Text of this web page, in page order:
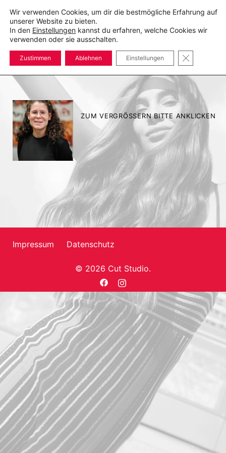
Inhalt
springen
Suche
ZUM VERGRÖSSERN BITTE ANKLICKEN
Impressum Datenschutz
© 2026 Cut Studio.
Wir verwenden Cookies, um dir die bestmögliche Erfahrung auf
unserer Website zu bieten.
In den Einstellungen kannst du erfahren, welche Cookies wir
verwenden oder sie ausschalten.
Zustimmen Ablehnen Einstellungen GDPR